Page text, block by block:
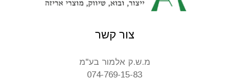
צור קשר
מ.ש.ק אלמור בע"מ
074-769-15-83